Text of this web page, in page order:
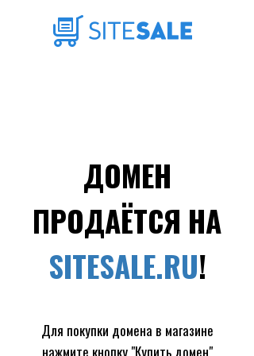
ДОМЕН
ПРОДАЁТСЯ НА
SITESALE.RU!
Для покупки домена в магазине
нажмите кнопку "Купить домен"